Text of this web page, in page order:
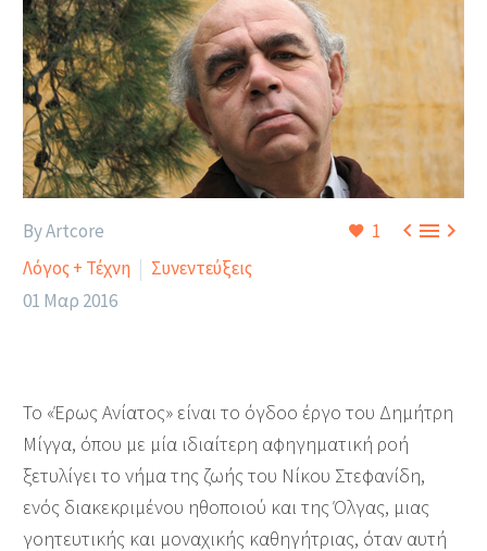
1 
By Artcore
Λόγος + Τέχνη
Συνεντεύξεις
01 Μαρ 2016
Το «Έρως Ανίατος» είναι το όγδοο έργο του Δημήτρη
Μίγγα, όπου με μία ιδιαίτερη αφηγηματική ροή
ξετυλίγει το νήμα της ζωής του Νίκου Στεφανίδη,
ενός διακεκριμένου ηθοποιού και της Όλγας, μιας
γοητευτικής και μοναχικής καθηγήτριας, όταν αυτή